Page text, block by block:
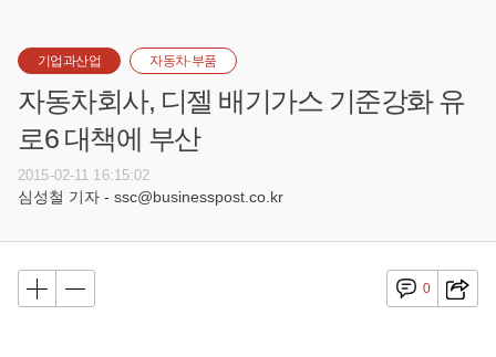
기업과산업 자동차·부품
자동차회사, 디젤 배기가스 기준강화 유
로6 대책에 부산
2015-02-11 16:15:02
심성철 기자 - ssc@businesspost.co.kr
0